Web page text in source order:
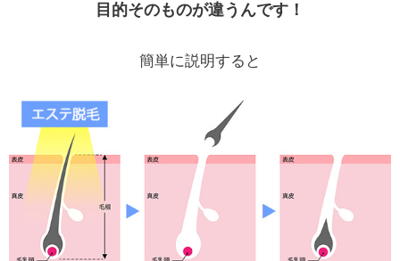
目的そのものが違うんです！
簡単に説明すると